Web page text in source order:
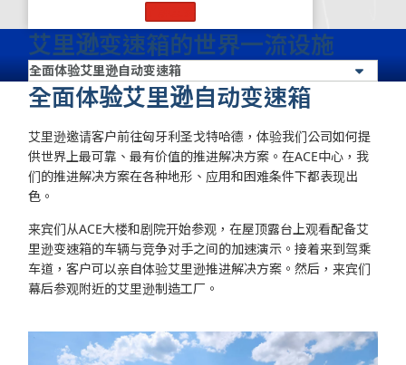
艾里逊变速箱的世界一流设施
全面体验艾里逊自动变速箱
艾里逊邀请客户前往匈牙利圣戈特哈德，体验我们公司如何提
供世界上最可靠、最有价值的推进解决方案。在ACE中心，我
们的推进解决方案在各种地形、应用和困难条件下都表现出
色。
来宾们从ACE大楼和剧院开始参观，在屋顶露台上观看配备艾
里逊变速箱的车辆与竞争对手之间的加速演示。接着来到驾乘
车道，客户可以亲自体验艾里逊推进解决方案。然后，来宾们
幕后参观附近的艾里逊制造工厂。